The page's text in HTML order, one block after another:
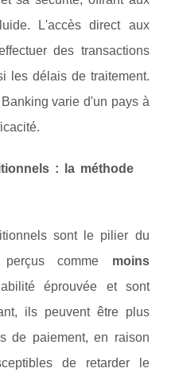
L'accès direct aux
des transactions
les délais de traitement.
varie d'un pays à
: la méthode
sont le pilier du
comme moins
éprouvée et sont
ils peuvent être plus
de paiement, en raison
de retarder le